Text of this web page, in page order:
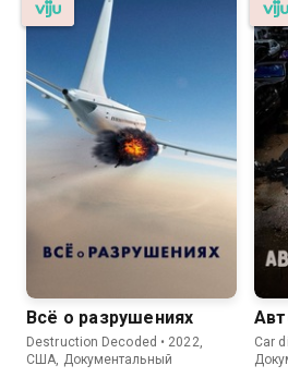
Всё о разрушениях
Destruction Decoded • 2022,
США, Документальный
Car